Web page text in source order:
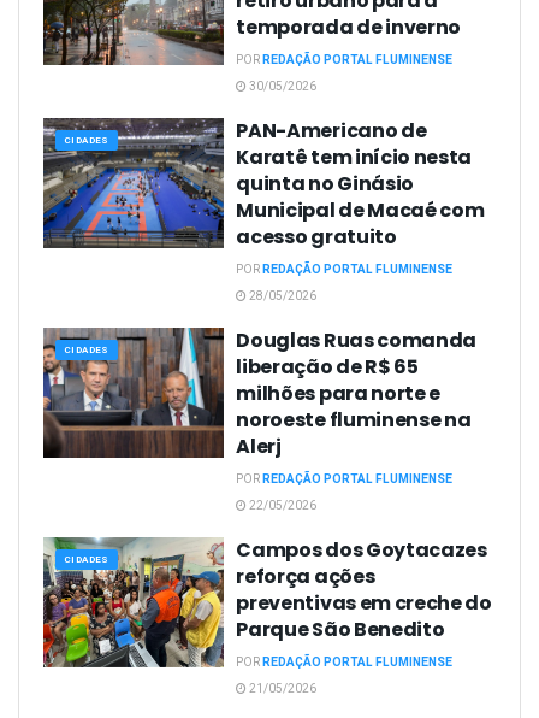
temporada de inverno
PORREDAÇÃO PORTAL FLUMINENSE
30/05/2026
CIDADES
PAN-Americano de
Karatê tem início nesta
quinta no Ginásio
Municipal de Macaé com
acesso gratuito
PORREDAÇÃO PORTAL FLUMINENSE
28/05/2026
CIDADES
Douglas Ruas comanda
liberação de R$ 65
milhões para norte e
noroeste fluminense na
Alerj
PORREDAÇÃO PORTAL FLUMINENSE
22/05/2026
CIDADES
Campos dos Goytacazes
reforça ações
preventivas em creche do
Parque São Benedito
PORREDAÇÃO PORTAL FLUMINENSE
21/05/2026